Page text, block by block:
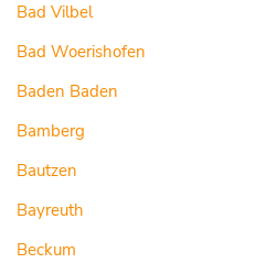
Bad Vilbel
Bad Woerishofen
Baden Baden
Bamberg
Bautzen
Bayreuth
Beckum